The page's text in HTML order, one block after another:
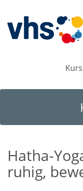
Hatha-
ruhig,